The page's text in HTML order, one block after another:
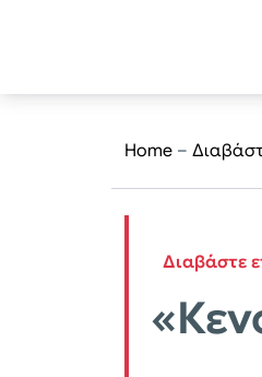
Home –
Διαβάστε